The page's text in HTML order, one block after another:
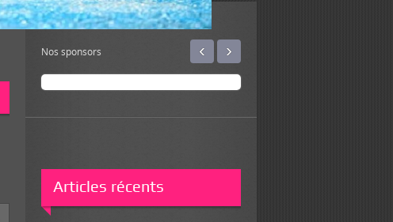
Nos sponsors ‹ ›
Articles récents